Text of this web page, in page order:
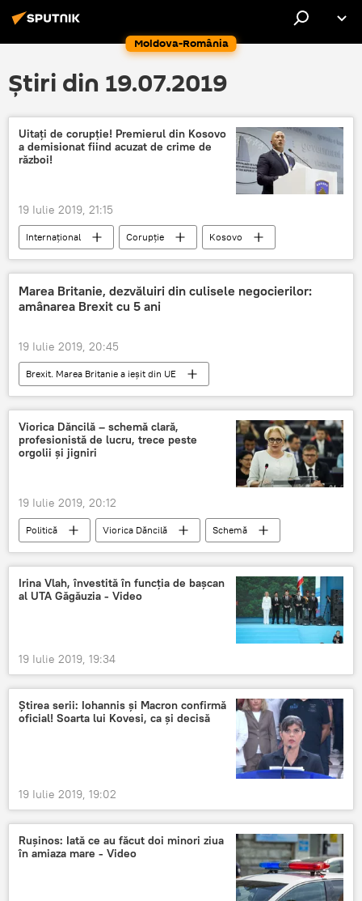
Moldova-România
Știri din 19.07.2019
Uitați de corupție! Premierul din Kosovo
a demisionat fiind acuzat de crime de
război!
19 Iulie 2019, 21:15
Internaţional Corupție
Kosovo
crime de război
Marea Britanie, dezvăluiri din culisele negocierilor:
amânarea Brexit cu 5 ani
19 Iulie 2019, 20:45
Brexit. Marea Britanie a ieșit din UE
Internaţional
Marea Britanie Brexit
Viorica Dăncilă – schemă clară,
profesionistă de lucru, trece peste
orgolii și jigniri
19 Iulie 2019, 20:12
Politică Viorica Dăncilă
Schemă
jigniri
Irina Vlah, învestită în funcția de bașcan
al UTA Găgăuzia - Video
19 Iulie 2019, 19:34
Știrea serii: Iohannis și Macron confirmă
oficial! Soarta lui Kovesi, ca și decisă
19 Iulie 2019, 19:02
Rușinos: Iată ce au făcut doi minori ziua
în amiaza mare - Video